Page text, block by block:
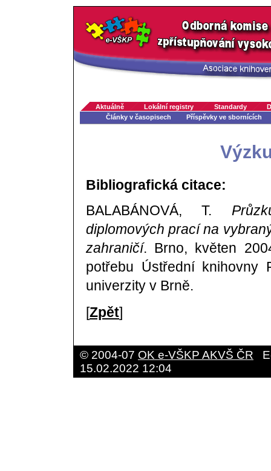
Aktuálně Lokální registry Standardy
Články v časopisech
Příspěvky ve sbornících
Bibliografická citace:
BALABÁNOVÁ, T.
diplomových prací na
zahraničí. Brno, květen
potřebu Ústřední knihovny
univerzity v Brně.
[Zpět]
© 2004-07 OK e-VŠKP AKVŠ ČR
15.02.2022 12:04